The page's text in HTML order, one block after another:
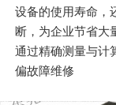
设备的使用寿命，
断，为企业节省大
通过精确测量与计
偏故障维修